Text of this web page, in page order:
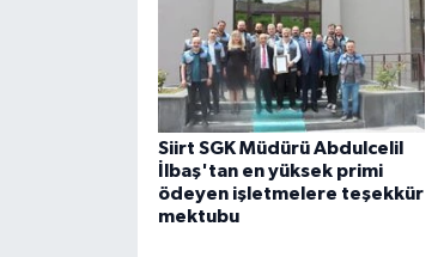
Siirt SGK Müdürü Abdulcelil
İlbaş'tan en yüksek primi
ödeyen işletmelere teşekkür
mektubu